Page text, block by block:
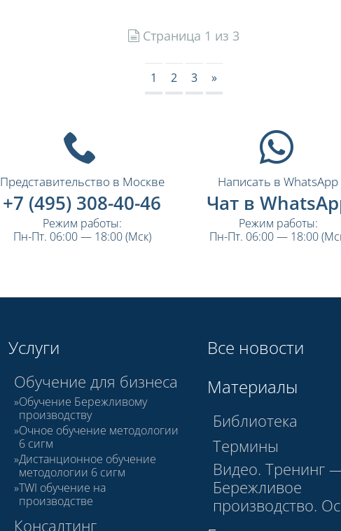
Страница 1 из 3
1 2 3 »
Представительство в Москве
+7 (495) 308-40-46
Режим работы:
Пн-Пт. 06:00 — 18:00 (Мск)
Написать в WhatsApp
Чат в
Режим работы:
Пн-Пт. 06:00 — 18:00
Услуги
Обучение для бизнеса
Обучение Бережливому
производству
Очное обучение методологии
6 сигм
Дистанционное обучение
методологии 6 сигм
TWI обучение на
производстве
Консалтинг
Все новости
Материалы
Библиотека
Термины
Видео. Тренинг
Бережливое
производство.